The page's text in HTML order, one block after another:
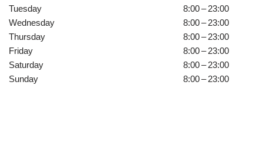
Tuesday
8:00 – 23:00
Wednesday
8:00 – 23:00
Thursday
8:00 – 23:00
Friday
8:00 – 23:00
Saturday
8:00 – 23:00
Sunday
8:00 – 23:00